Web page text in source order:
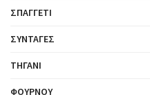
ΣΠΑΓΓΈΤΙ
ΣΥΝΤΑΓΈΣ
ΤΗΓΆΝΙ
ΦΟΎΡΝΟΥ